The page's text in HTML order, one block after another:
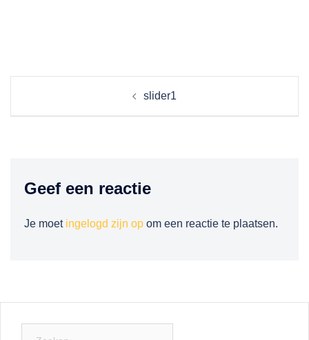
slider1
Geef een reactie
Je moet ingelogd zijn op om een reactie te plaatsen.